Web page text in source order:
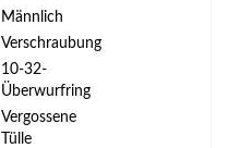
Männlich
Verschraubung
10-32-
Überwurfring
Vergossene
Tülle